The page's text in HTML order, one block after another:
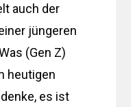
auch der
jüngeren
(Gen Z)
heutigen
es ist